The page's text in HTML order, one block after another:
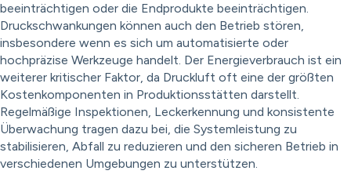
beeinträchtigen oder die Endprodukte beeinträchtigen.
Druckschwankungen können auch den Betrieb stören,
insbesondere wenn es sich um automatisierte oder
hochpräzise Werkzeuge handelt. Der Energieverbrauch ist ein
weiterer kritischer Faktor, da Druckluft oft eine der größten
Kostenkomponenten in Produktionsstätten darstellt.
Regelmäßige Inspektionen, Leckerkennung und konsistente
Überwachung tragen dazu bei, die Systemleistung zu
stabilisieren, Abfall zu reduzieren und den sicheren Betrieb in
verschiedenen Umgebungen zu unterstützen.